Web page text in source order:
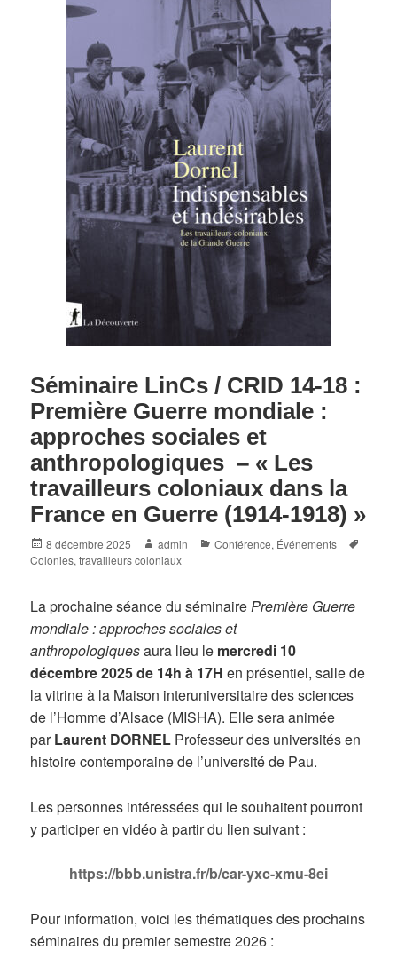
Séminaire LinCs / CRID 14-18 :
Première Guerre mondiale :
approches sociales et
anthropologiques – « Les
travailleurs coloniaux dans la
France en Guerre (1914-1918) »
Posted
on
8 décembre 2025 Author
admin Categories
Conférence, Événements
Colonies,travailleurs coloniaux
La prochaine séance du séminairePremière Guerre
mondiale : approches sociales et
anthropologiquesaura lieu le mercredi 10
décembre 2025 de 14h à 17H en présentiel, salle de
la vitrine à la Maison interuniversitaire des sciences
de l’Homme d’Alsace (MISHA). Elle sera animée
parLaurent DORNEL Professeur des universités en
histoire contemporaine de l’université de Pau.
Les personnes intéressées qui le souhaitent pourront
y participer en vidéo à partir du lien suivant :
https://bbb.unistra.fr/b/car-yxc-xmu-8ei
Pour information, voici les thématiques des prochains
séminaires du premier semestre 2026 :